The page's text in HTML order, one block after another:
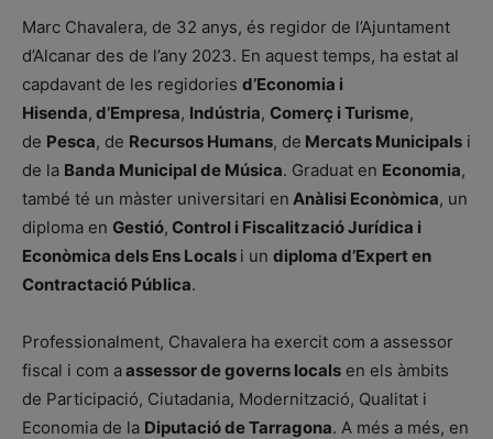
Marc Chavalera, de 32 anys, és regidor de l’Ajuntament
d’Alcanar des de l’any 2023. En aquest temps, ha estat al
capdavant de les regidories d’Economia i
Hisenda, d’Empresa, Indústria, Comerç i Turisme,
de Pesca, de Recursos Humans, de Mercats Municipals i
de la Banda Municipal de Música. Graduat en Economia,
també té un màster universitari en Anàlisi Econòmica, un
diploma en Gestió, Control i Fiscalització Jurídica i
Econòmica dels Ens Locals i un diploma d’Expert en
Contractació Pública.
Professionalment, Chavalera ha exercit com a assessor
fiscal i com aassessor de governs locals en els àmbits
de Participació, Ciutadania, Modernització, Qualitat i
Economia de la Diputació de Tarragona. A més a més, en